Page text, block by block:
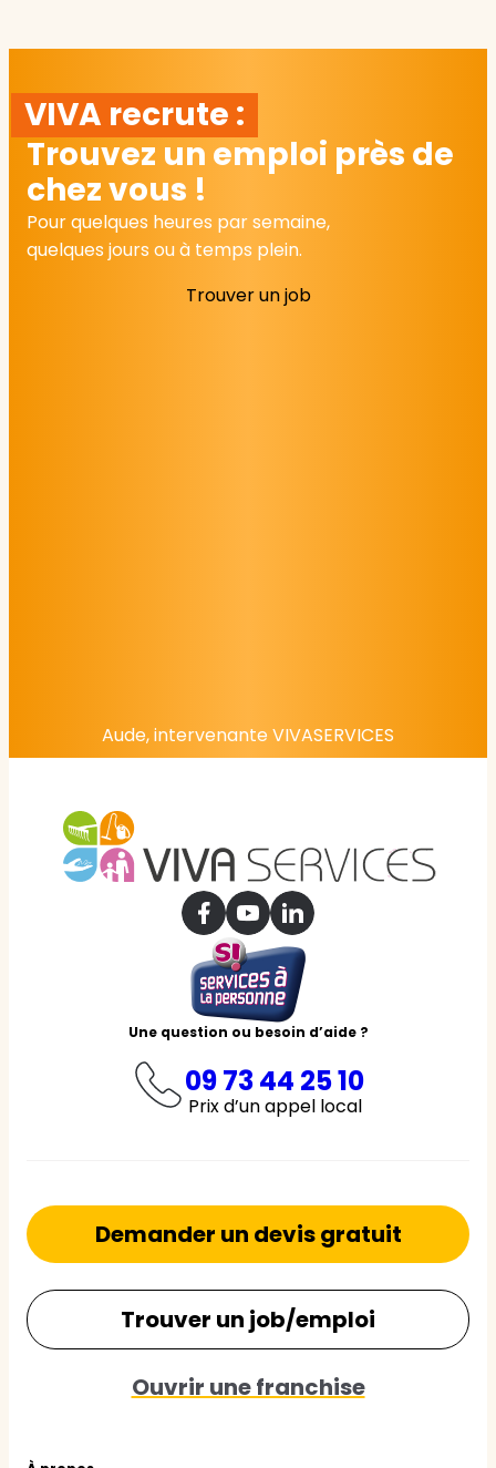
VIVA recrute :
Trouvez un emploi près de
chez vous !
Pour quelques heures par semaine,
quelques jours ou à temps plein.
Trouver un job
Aude, intervenante VIVASERVICES
Une question ou besoin d’aide ?
09 73 44 25 10
Prix d’un appel local
Demander un devis gratuit
Trouver un job/emploi
Ouvrir une franchise